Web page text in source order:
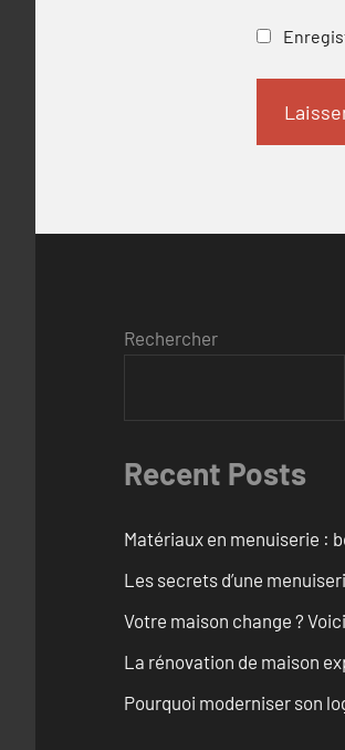
Rechercher
Recent Posts
Matériaux en menuiserie :
Les secrets d’une
Votre maison change ?
La rénovation de maison
Pourquoi moderniser son